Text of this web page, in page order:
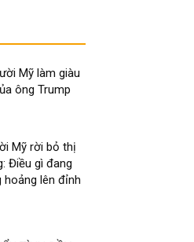
Mỹ làm giàu
ông Trump
Mỹ rời bỏ thị
Điều gì đang
hoảng lên đỉnh